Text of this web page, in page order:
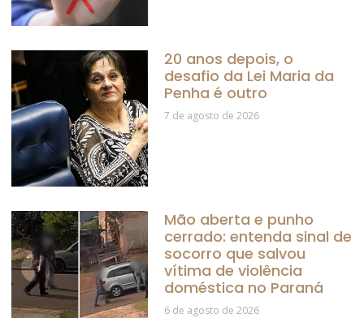
20 anos depois, o
desafio da Lei Maria da
Penha é outro
7 de agosto de 2026
Mão aberta e punho
cerrado: entenda sinal de
socorro que salvou
vítima de violência
doméstica no Paraná
6 de agosto de 2026